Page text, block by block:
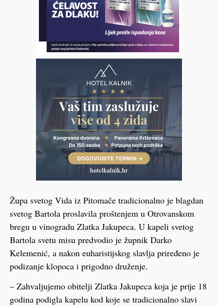
Župa svetog Vida iz Pitomače tradicionalno je blagdan
svetog Bartola proslavila proštenjem u Otrovanskom
bregu u vinogradu Zlatka Jakupeca. U kapeli svetog
Bartola svetu misu predvodio je župnik Darko
Kelemenić, a nakon euharistijskog slavlja priređeno je
podizanje klopoca i prigodno druženje.
– Zahvaljujemo obitelji Zlatka Jakupeca koja je prije 18
godina podigla kapelu kod koje se tradicionalno slavi